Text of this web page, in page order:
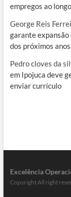
empregos ao
George Reis
garante expansão
dos próximos anos
Pedro cloves da
em Ipojuca deve
enviar currículo
Excelência
Copyright All right